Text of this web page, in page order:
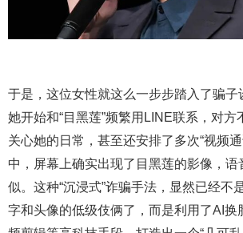
于是，这位女性就这么一步步踏入了骗子
她开始和“目黑莲”频繁用LINE联系，对方
关心她的日常，甚至还安排了多次“视频
中，屏幕上确实出现了目黑莲的影像，语
似。这种“沉浸式”诈骗手法，显然已经不
字和头像的低级伎俩了，而是利用了AI换